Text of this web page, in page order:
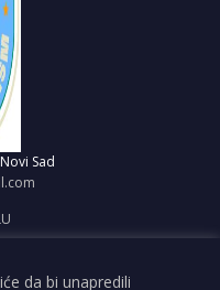
Sad
da bi unapredili